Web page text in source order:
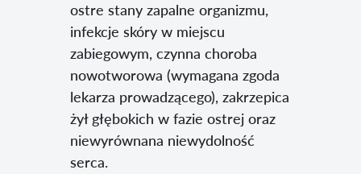
ostre stany zapalne organizmu,
infekcje skóry w miejscu
zabiegowym, czynna choroba
nowotworowa (wymagana zgoda
lekarza prowadzącego), zakrzepica
żył głębokich w fazie ostrej oraz
niewyrównana niewydolność
serca.